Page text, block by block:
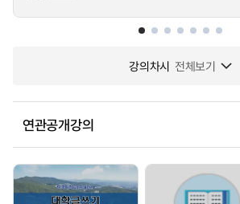
강의차시 전체보기
연관공개강의